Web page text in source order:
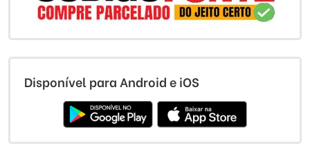
Disponível para Android e iOS